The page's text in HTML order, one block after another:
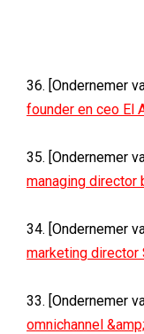
36. [Ondernemer
founder en ceo El
35. [Ondernemer
managing director
34. [Ondernemer
marketing director
33. [Ondernemer
omnichannel